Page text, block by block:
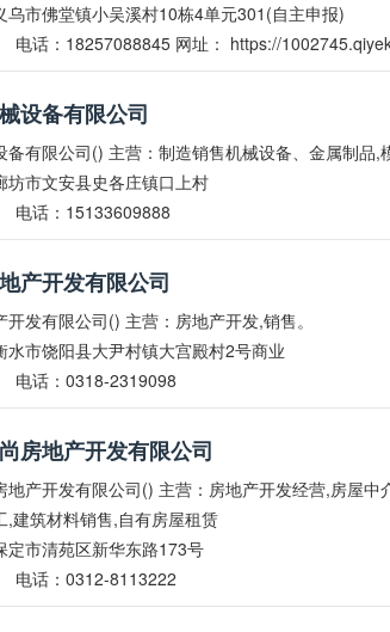
乌市佛堂镇小吴溪村10栋4单元301(自主申报)
电话：18257088845 网址： https://
设备有限公司
备有限公司() 主营：制造销售机械设备、金属制品,
坊市文安县史各庄镇口上村
电话：15133609888
产开发有限公司
发有限公司() 主营：房地产开发,销售。
水市饶阳县大尹村镇大宫殿村2号商业
电话：0318-2319098
房地产开发有限公司
地产开发有限公司() 主营：房地产开发经营,房屋
,建筑材料销售,自有房屋租赁
定市清苑区新华东路173号
电话：0312-8113222